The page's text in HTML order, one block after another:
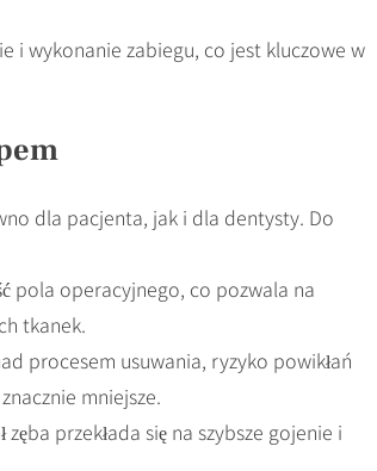
i wykonanie zabiegu, co jest kluczowe w
dla pacjenta, jak i dla dentysty. Do
pola operacyjnego, co pozwala na
tkanek.
procesem usuwania, ryzyko powikłań
mniejsze.
przekłada się na szybsze gojenie i